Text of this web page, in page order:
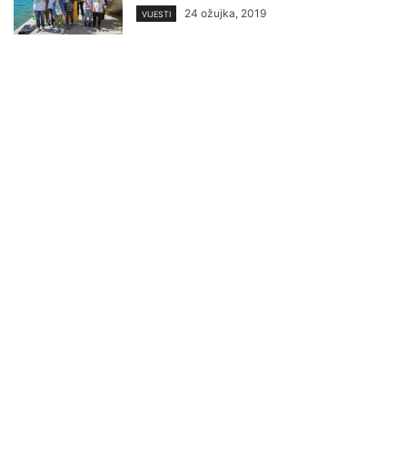
VIJESTI 24 ožujka, 2019